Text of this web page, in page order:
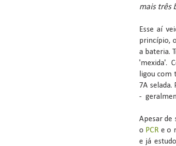
mais três
Esse aí
princípio,
a bateria.
'mexida'.
ligou com
7A
-
Apesar de
o PCR e o
e já